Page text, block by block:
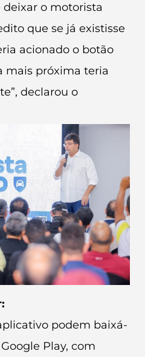
o motorista
que se já existisse
acionado o botão
mais próxima teria
declarou o
podem baixá-
Play, com